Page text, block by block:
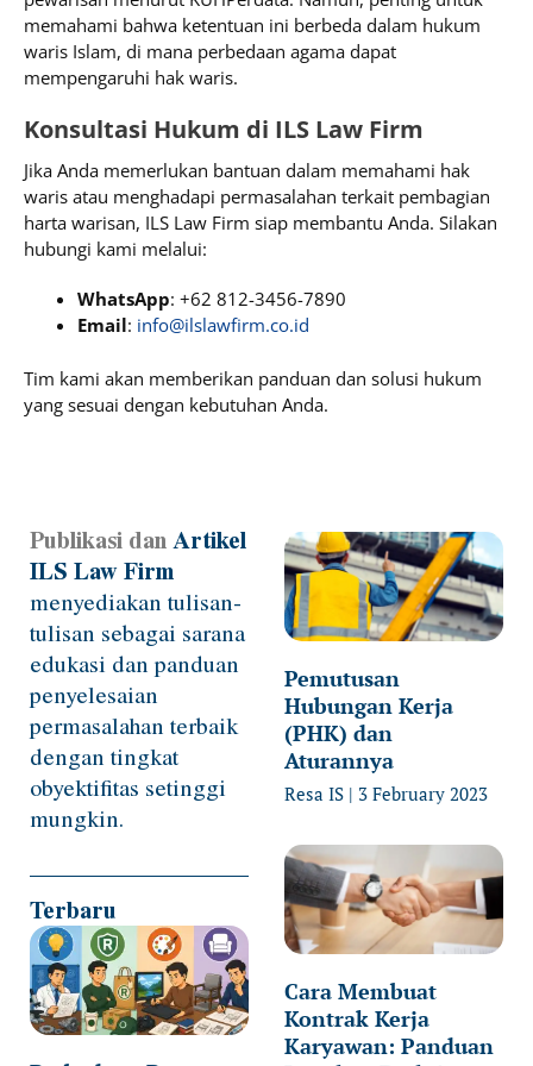
memahami bahwa ketentuan ini berbeda dalam hukum
waris Islam, di mana perbedaan agama dapat
mempengaruhi hak waris.
Konsultasi Hukum di ILS Law Firm
Jika Anda memerlukan bantuan dalam memahami hak
waris atau menghadapi permasalahan terkait pembagian
harta warisan, ILS Law Firm siap membantu Anda. Silakan
hubungi kami melalui:
WhatsApp: +62 812-3456-7890
Email: info@ilslawfirm.co.id
Tim kami akan memberikan panduan dan solusi hukum
yang sesuai dengan kebutuhan Anda.
Publikasi danArtikel
ILS Law Firm
menyediakan tulisan-
tulisan sebagai sarana
edukasi dan panduan
penyelesaian
permasalahan terbaik
dengan tingkat
obyektifitas setinggi
mungkin.
Terbaru
Pemutusan
Hubungan Kerja
(PHK) dan
Aturannya
Resa IS 3 February 2023
Cara Membuat
Kontrak Kerja
Karyawan: Panduan
PagePagePagePagePage